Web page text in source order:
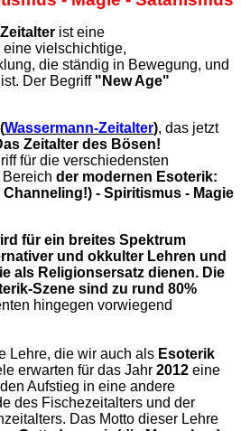
ist eine
vielschichtige,
die ständig in Bewegung, und
Der Begriff "New Age"
(Wassermann-Zeitalter), das jetzt
Zeitalter des Bösen!
für die verschiedensten
der modernen Esoterik:
Channeling!) - Spiritismus - Magie
für ein breites Spektrum
und okkulter Lehren und
als Religionsersatz dienen. Die
Szene sind zu rund 80%
hingegen vorwiegend
Lehre, die wir auch als Esoterik
erwarten für das Jahr 2012 eine
Aufstieg in eine andere
des Fischezeitalters und der
Das Motto dieser Lehre